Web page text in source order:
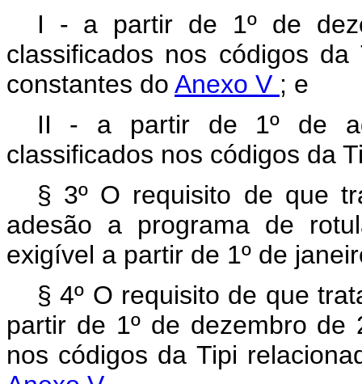
I - a partir de 1º de
classificados nos códigos
constantes do Anexo V ; e
II - a partir de 1º de
classificados nos códigos da
§ 3º O requisito de que
adesão a programa de
exigível a partir de 1º de
§ 4º O requisito de que
partir de 1º de dezembro de
nos códigos da Tipi